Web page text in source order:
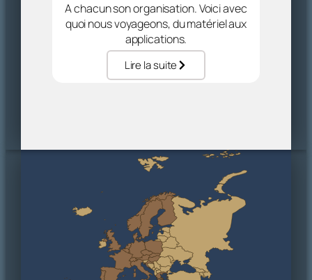
A chacun son organisation. Voici avec
quoi nous voyageons, du matériel aux
applications.
Lire la suite